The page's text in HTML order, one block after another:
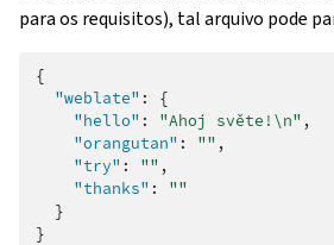
para os requisitos), tal arquivo pode
{
"weblate" :
{
"hello" : "Ahoj světe!\n" ,
"orangutan" : "" ,
"try" : "" ,
"thanks" :
""
}
}